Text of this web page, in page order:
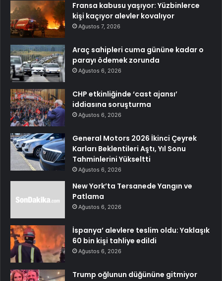
Fransa kabusu yaşıyor: Yüzbinlerce
kişi kaçıyor alevler kovalıyor
Ağustos 7, 2026
Araç sahipleri cuma gününe kadar o
parayı ödemek zorunda
Ağustos 6, 2026
CHP etkinliğinde ‘cast ajansı’
iddiasına soruşturma
Ağustos 6, 2026
General Motors 2026 İkinci Çeyrek
Karları Beklentileri Aştı, Yıl Sonu
Tahminlerini Yükseltti
Ağustos 6, 2026
New York’ta Tersanede Yangın ve
Patlama
Ağustos 6, 2026
İspanya’ alevlere teslim oldu: Yaklaşık
60 bin kişi tahliye edildi
Ağustos 6, 2026
Trump oğlunun düğününe gitmiyor